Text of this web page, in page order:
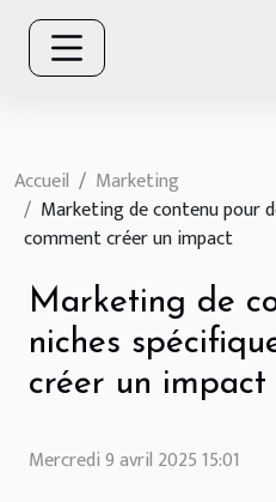
Accueil
Marketing
Marketing de contenu pour
comment créer un impact
Marketing de
niches
créer un impact
Mercredi 9 avril 2025 15:01